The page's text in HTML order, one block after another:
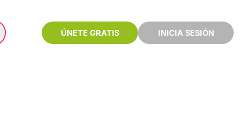
ÚNETE GRATIS INICIA SESIÓN